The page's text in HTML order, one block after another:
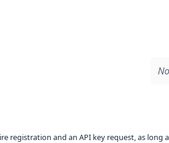
registration and an API key request, as